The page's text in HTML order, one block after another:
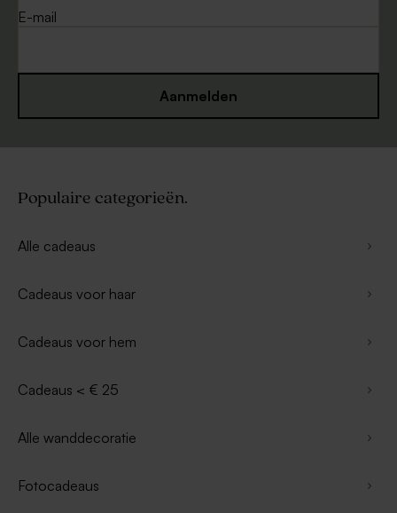
E-mail
Aanmelden
Populaire categorieën.
Alle cadeaus
Cadeaus voor haar
Cadeaus voor hem
Cadeaus < € 25
Alle wanddecoratie
Fotocadeaus